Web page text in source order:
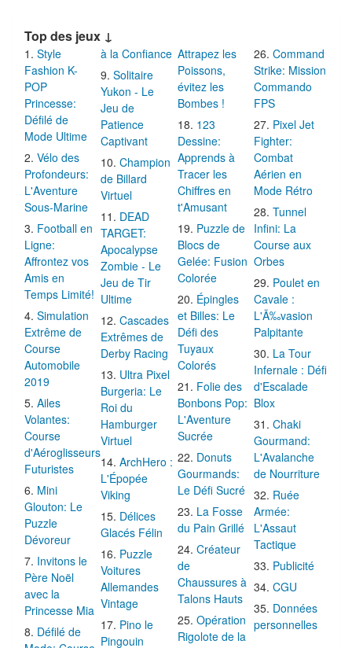
Top des jeux ↓
Style
Fashion K-
POP
Princesse:
Défilé de
Mode Ultime
Vélo des
Profondeurs:
L'Aventure
Sous-Marine
Football en
Ligne:
Affrontez vos
Amis en
Temps Limité!
Simulation
Extrême de
Course
Automobile
2019
Ailes
Volantes:
Course
d'Aéroglisseurs
Futuristes
Mini
Glouton: Le
Puzzle
Dévoreur
Invitons le
Père Noël
avec la
Princesse Mia
Défilé de
à la Confiance
Solitaire
Yukon - Le
Jeu de
Patience
Captivant
Champion
de Billard
Virtuel
DEAD
TARGET:
Apocalypse
Zombie - Le
Jeu de Tir
Ultime
Cascades
Extrêmes de
Derby Racing
Ultra Pixel
Burgeria: Le
Roi du
Hamburger
Virtuel
ArchHero :
L'Épopée
Viking
Délices
Glacés Félin
Puzzle
Voitures
Allemandes
Vintage
Pino le
Pingouin
Attrapez les
Poissons,
évitez les
Bombes !
123
Dessine:
Apprends à
Tracer les
Chiffres en
t'Amusant
Puzzle de
Blocs de
Gelée: Fusion
Colorée
Épingles
et Billes: Le
Défi des
Tuyaux
Colorés
Folie des
Bonbons Pop:
L'Aventure
Sucrée
Donuts
Gourmands:
Le Défi Sucré
La Fosse
du Pain Grillé
Créateur
de
Chaussures à
Talons Hauts
Opération
Rigolote de la
Command
Strike: Mission
Commando
FPS
Pixel Jet
Fighter:
Combat
Aérien en
Mode Rétro
Tunnel
Infini: La
Course aux
Orbes
Poulet en
Cavale :
L'Ã‰vasion
Palpitante
La Tour
Infernale : Défi
d'Escalade
Blox
Chaki
Gourmand:
L'Avalanche
de Nourriture
Ruée
Armée:
L'Assaut
Tactique
Publicité
CGU
Données
personnelles